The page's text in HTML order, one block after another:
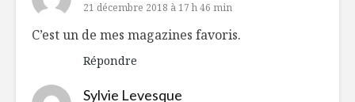
21 décembre 2018 à 17 h 46 min
C’est un de mes magazines favoris.
Répondre
Sylvie Levesque